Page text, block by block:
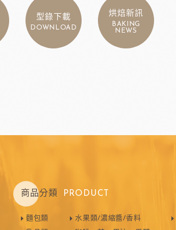
型錄下載
DOWNLOAD
烘焙新訊
BAKING
NEWS
商品分類 PRODUCT
麵包類
水果類/濃縮醬/香料